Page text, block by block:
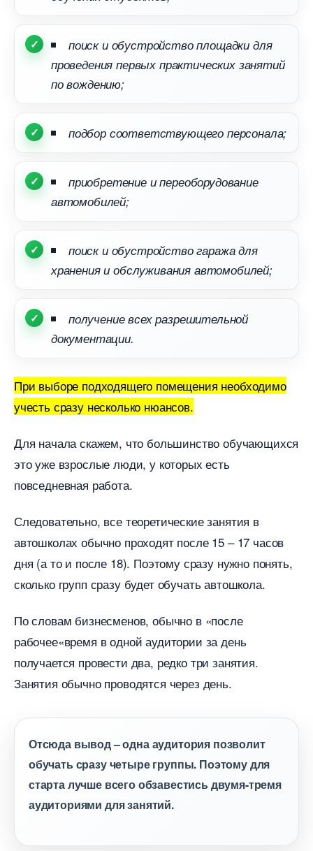
поиск и обустройство площадки для
проведения первых практических занятий
по вождению;
подбор соответствующего персонала;
приобретение и переоборудование
автомобилей;
поиск и обустройство гаража для
хранения и обслуживания автомобилей;
получение всех разрешительной
документации.
При выборе подходящего помещения необходимо
учесть сразу несколько нюансов.
Для начала скажем, что большинство обучающихся
это уже взрослые люди, у которых есть
повседневная работа.
Следовательно, все теоретические занятия
автошколах обычно проходят после 15 – 17 часо
дня (а то и после 18). Поэтому сразу нужно понять,
сколько групп сразу будет обучать автошкола.
По словам бизнесменов, обычно в «после
рабочее«время в одной аудитории за день
получается провести два, редко три занятия.
Занятия обычно проводятся через день.
Отсюда вывод – одна аудитория позволит
обучать сразу четыре группы. Поэтому для
старта лучше всего обзавестись двумя-тремя
аудиториями для занятий.